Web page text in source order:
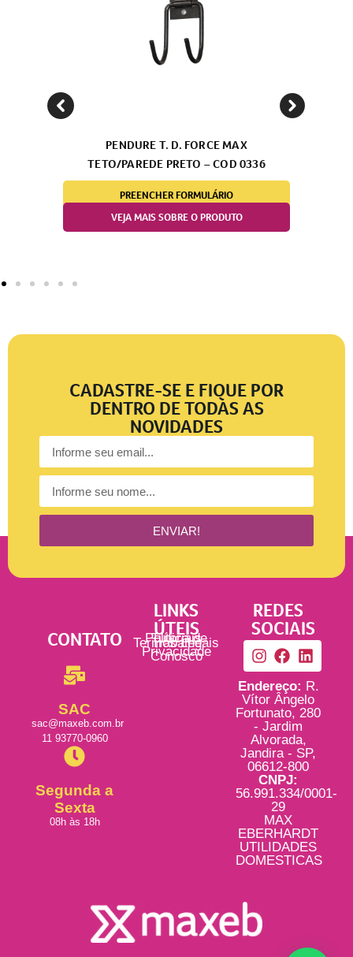
PRETO – COD 0336
PENDURE BICICLETA
ZINCO – COD
CADASTRE-SE E FIQUE POR
DENTRO DE TODAS AS
NOVIDADES
ENVIAR!
CONTATO
SAC
sac@maxeb.com.br
11 93770-0960
Segunda a
Sexta
08h às 18h
LINKS
ÚTEIS
Tutoriais
Política de
Privacidade
Termos Legais
Trabalhe
Conosco
REDES
SOCIAIS
Endereço: R.
Vítor Ângelo
Fortunato, 280
- Jardim
Alvorada,
Jandira - SP,
06612-800
CNPJ:
56.991.334/0001-
29
MAX
EBERHARDT
UTILIDADES
DOMESTICAS